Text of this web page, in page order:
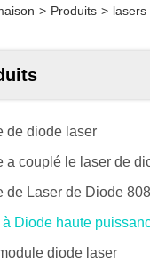
> Produits >
de diode laser
a couplé le laser de
de Laser de Diode
à Diode haute
diode laser